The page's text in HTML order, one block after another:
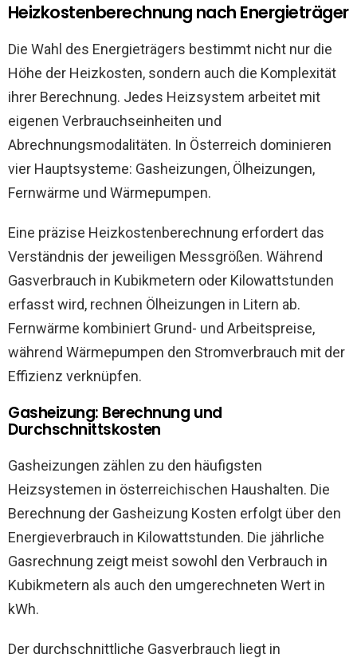
Heizkostenberechnung nach Energieträger
Die Wahl des Energieträgers bestimmt nicht nur die
Höhe der Heizkosten, sondern auch die Komplexität
ihrer Berechnung. Jedes Heizsystem arbeitet mit
eigenen Verbrauchseinheiten und
Abrechnungsmodalitäten. In Österreich dominieren
vier Hauptsysteme: Gasheizungen, Ölheizungen,
Fernwärme und Wärmepumpen.
Eine präzise Heizkostenberechnung erfordert das
Verständnis der jeweiligen Messgrößen. Während
Gasverbrauch in Kubikmetern oder Kilowattstunden
erfasst wird, rechnen Ölheizungen in Litern ab.
Fernwärme kombiniert Grund- und Arbeitspreise,
während Wärmepumpen den Stromverbrauch mit der
Effizienz verknüpfen.
Gasheizung: Berechnung und
Durchschnittskosten
Gasheizungen zählen zu den häufigsten
Heizsystemen in österreichischen Haushalten. Die
Berechnung der Gasheizung Kosten erfolgt über den
Energieverbrauch in Kilowattstunden. Die jährliche
Gasrechnung zeigt meist sowohl den Verbrauch in
Kubikmetern als auch den umgerechneten Wert in
kWh.
Der durchschnittliche Gasverbrauch liegt in